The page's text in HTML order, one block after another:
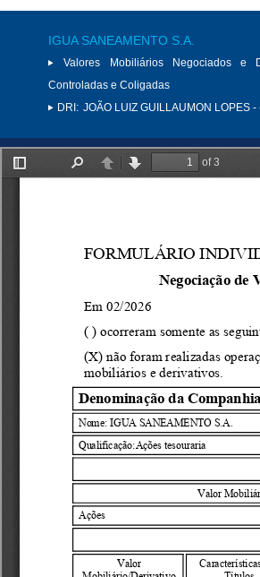
IGUA SANEAMENTO S.A.
Valores Mobiliários Negociados e
Controladas e Coligadas
DRI: JOÃO LUIZ GUILLAUMON LOPES -